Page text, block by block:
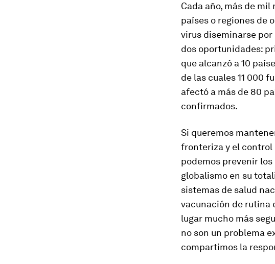
Cada año, más de
países o regiones de
virus diseminarse
dos oportunidades:
que alcanzó a 10
de las cuales 11 000
afectó a más de 80
confirmados.
Si queremos
fronteriza y el control
podemos prevenir
globalismo en su
sistemas de salud
vacunación de rutina
lugar mucho más
no son un problema
compartimos la